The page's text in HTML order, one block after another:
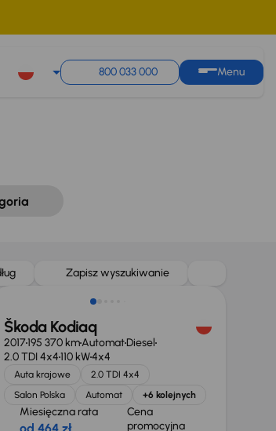
800 033 000 Menu
Zapisz wyszukiwanie
Świeżo skupione
Škoda Kodiaq
2017195 370 kmAutomatDiesel
2.0 TDI 4x4110 kW4x4
Auta krajowe
2.0 TDI 4x4
Salon Polska
Automat +6 kolejnych
Miesięczna rata
Cena
promocyjna